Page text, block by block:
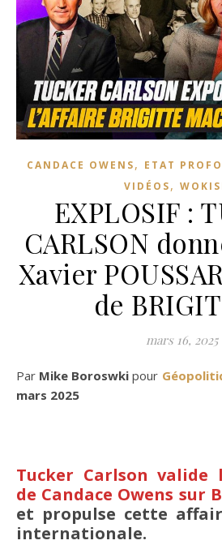
CANDACE OWENS, ETAT
VIDÉOS,
EXPLOSIF :
CARLSON
Xavier
de
mars 16, 2025
Par Mike Boroswki pour
mars 2025
Tucker Carlson valide
de Candace Owens sur
et propulse cette
internationale.